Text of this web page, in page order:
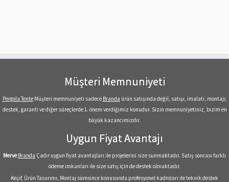
Müşteri Memnuniyeti
Pergola TenteMüşteri memnuniyeti sadece Branda ürün satışında değil, satışı, imalatı, montajı,
destek, garanti ve diğer süreçlerde 1. önem verdiğimiz konudur. Sizin memnuniyetiniz, bizim en
büyük kazancımızdır.
Uygun Fiyat Avantajı
Merve Branda Çadır uygun fiyat avantajları ile projelerini size sunmaktadır. Satış sonrası farklı
ödeme imkanları ile size satış için de destek olmaktadır.
Keşif, Ürün Tasarımı, Montaj süresince konusunda profesyonel kadroları ile teknik destek